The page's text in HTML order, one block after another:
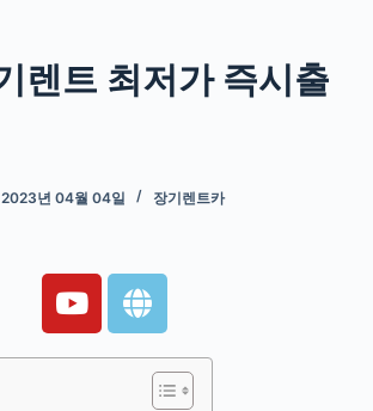
렌트 최저가 즉시출
2023년 04월 04일 장기렌트카